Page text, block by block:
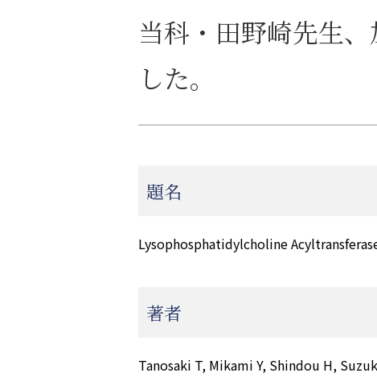
当科・田野崎先生
した。
題名
Lysophosphatidylcholine
著者
Tanosaki T, Mikami Y, Shindou H,